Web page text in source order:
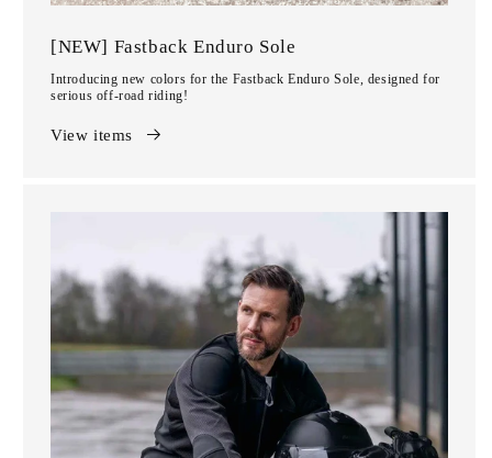
[NEW] Fastback Enduro Sole
Introducing new colors for the Fastback Enduro Sole, designed for
serious off-road riding!
View items